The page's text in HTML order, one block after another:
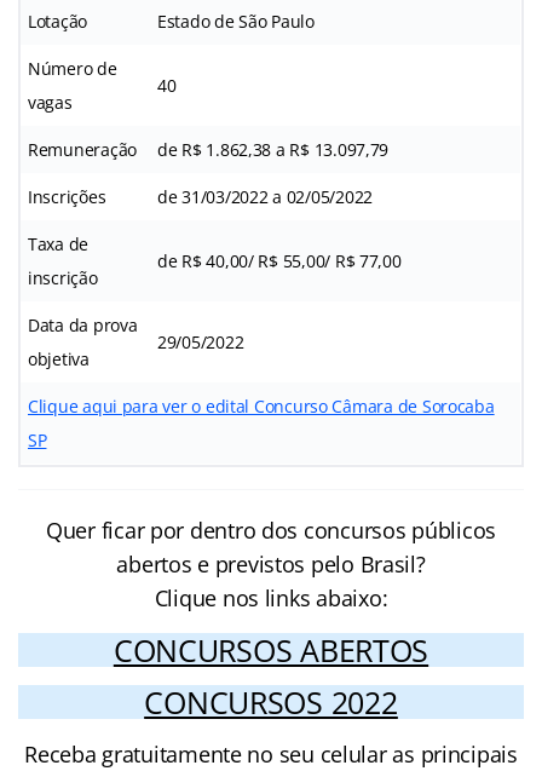
Lotação Estado de São Paulo
Número de
vagas
40
Remuneração de R$ 1.862,38 a R$ 13.097,79
Inscrições de 31/03/2022 a 02/05/2022
Taxa de
inscrição
de R$ 40,00/ R$ 55,00/ R$ 77,00
Data da prova
objetiva
29/05/2022
Clique aqui para ver o edital Concurso Câmara de Sorocaba
SP
Quer ficar por dentro dos concursos públicos
abertos e previstos pelo Brasil?
Clique nos links abaixo:
CONCURSOS ABERTOS
CONCURSOS 2022
Receba gratuitamente no seu celular as principais